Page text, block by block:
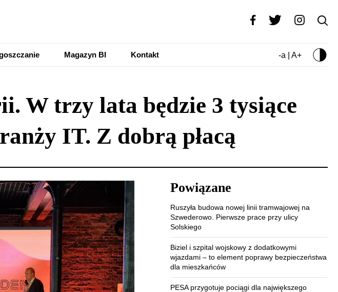
Magazyn BI Kontakt -a | A+
W trzy lata będzie 3 tysiące
IT. Z dobrą płacą
Powiązane
Ruszyła budowa nowej linii tramwajowej na
Szwederowo. Pierwsze prace przy ulicy
Solskiego
Biziel i szpital wojskowy z dodatkowymi
wjazdami – to element poprawy bezpieczeństwa
dla mieszkańców
PESA przygotuje pociągi dla największego